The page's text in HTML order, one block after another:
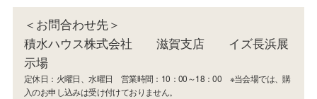
＜お問合わせ先＞
積水ハウス株式会社 滋賀支店 イズ長浜展
示場
定休日：火曜日、水曜日 営業時間：10：00～18：00 ※当会場では、購
入のお申し込みは受け付けておりません。